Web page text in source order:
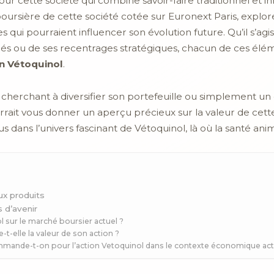
de cette société cotée sur Euronext Paris,
pourraient influencer son évolution future. Qu’il
ou de ses recentrages stratégiques, chacun de ces
Vétoquinol.
à diversifier son portefeuille ou simplement
vous donner un aperçu précieux sur la valeur de
dans l’univers fascinant de Vétoquinol, là où la santé
produits
sur le marché boursier actuel ?
t-elle la valeur de son action ?
t-on pour l’action Vetoquinol dans le contexte économique